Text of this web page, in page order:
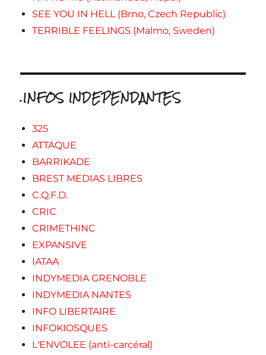
SEE YOU IN HELL (Brno, Czech Republic)
TERRIBLE FEELINGS (Malmo, Sweden)
.INFOS INDEPENDANTES
325
ATTAQUE
BARRIKADE
BREST MEDIAS LIBRES
C.Q.F.D.
CRIC
CRIMETHINC
EXPANSIVE
IATAA
INDYMEDIA GRENOBLE
INDYMEDIA NANTES
INFO LIBERTAIRE
INFOKIOSQUES
L'ENVOLEE (anti-carcéral)